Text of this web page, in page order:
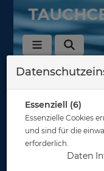
Essenziell (6)
Essenzielle Cookies
und sind für die
erforderlich.
Daten